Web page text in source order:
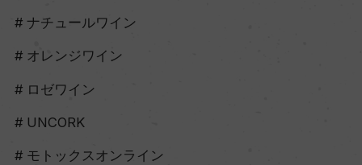
ナチュールワイン
オレンジワイン
ロゼワイン
UNCORK
モトックスオンライン